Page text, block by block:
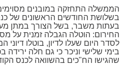
הממשלה התחזקה במובנים
בשלושת החודשים הראשונים של
בעתות משבר, בשל הצורך במתן
החירום: הוטלה הגבלה זמנית על
לסדר היום שעלו לדיון, בוטלו
בימי שלישי וניכר כי גם חלה
שהגישו הח"כים בהשוואה לכנס